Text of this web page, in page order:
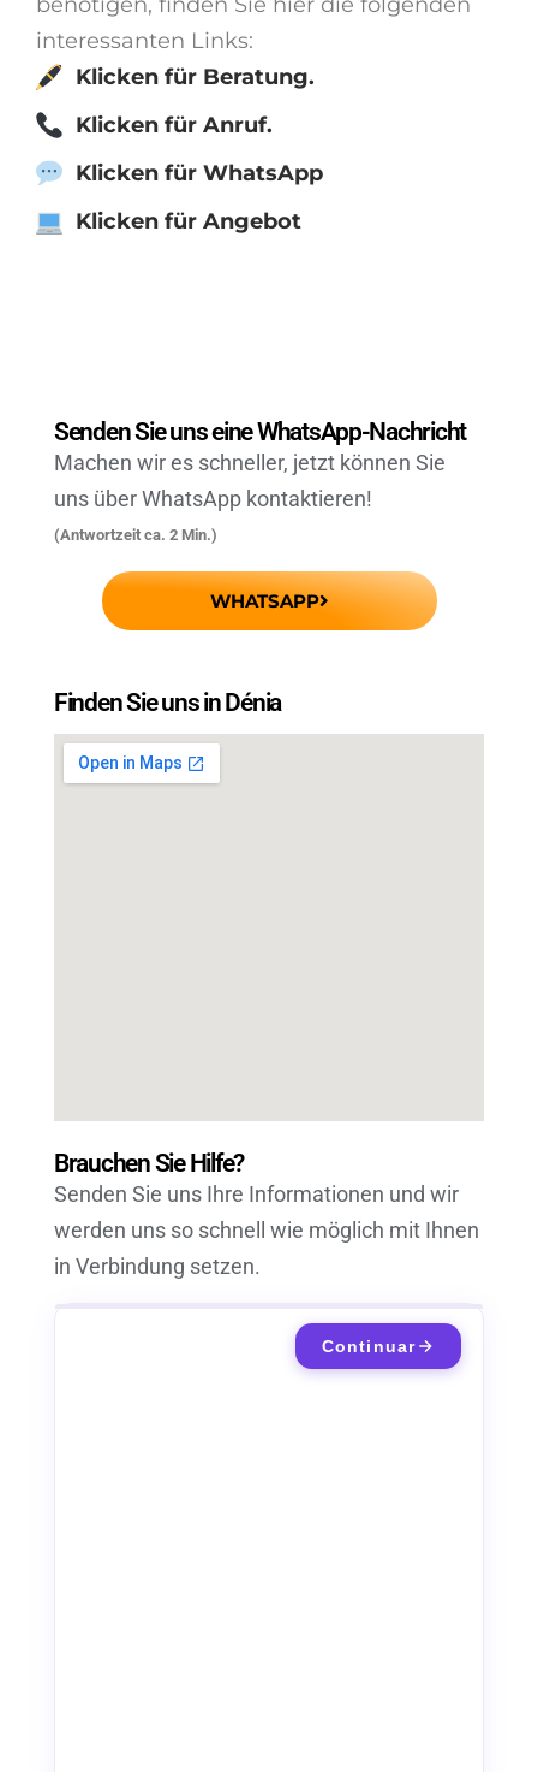
interessanten Links:
Klicken für Beratung.
Klicken für Anruf.
Klicken für WhatsApp
Klicken für Angebot
Senden Sie uns eine WhatsApp-Nachricht
Machen wir es schneller, jetzt können Sie
uns über WhatsApp kontaktieren!
(Antwortzeit ca. 2 Min.)
WHATSAPP
Finden Sie uns in Dénia
Brauchen Sie Hilfe?
Senden Sie uns Ihre Informationen und wir
werden uns so schnell wie möglich mit Ihnen
in Verbindung setzen.
Continuar